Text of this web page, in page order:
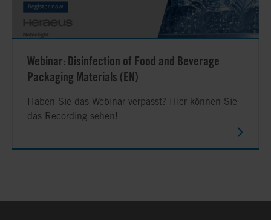
Webinar: Disinfection of Food and Beverage
Packaging Materials (EN)
Haben Sie das Webinar verpasst? Hier können Sie
das Recording sehen!